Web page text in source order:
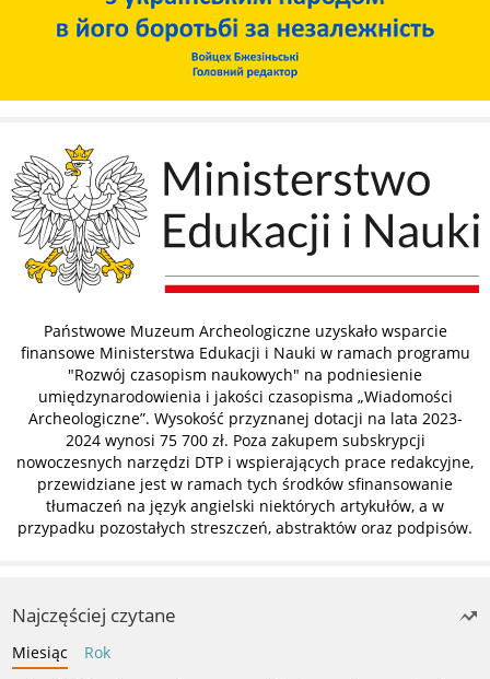
Państwowe Muzeum Archeologiczne uzyskało wsparcie
finansowe Ministerstwa Edukacji i Nauki w ramach programu
"Rozwój czasopism naukowych" na podniesienie
umiędzynarodowienia i jakości czasopisma „Wiadomości
Archeologiczne”. Wysokość przyznanej dotacji na lata 2023-
2024 wynosi 75 700 zł. Poza zakupem subskrypcji
nowoczesnych narzędzi DTP i wspierających prace redakcyjne,
przewidziane jest w ramach tych środków sfinansowanie
tłumaczeń na język angielski niektórych artykułów, a w
przypadku pozostałych streszczeń, abstraktów oraz podpisów.
Najczęściej czytane
Miesiąc
Rok